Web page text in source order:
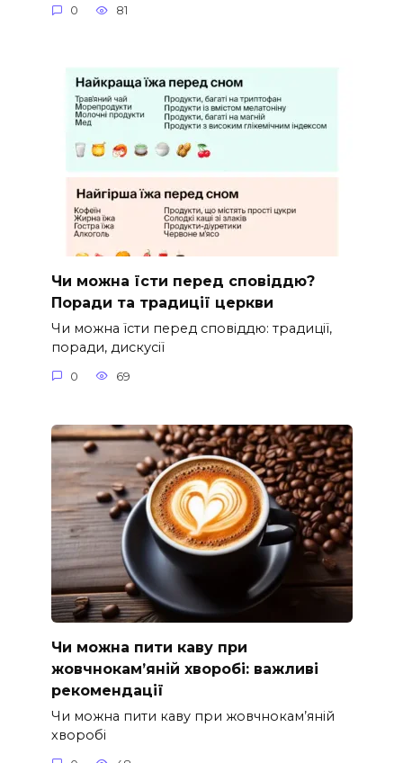
0 81
Чи можна їсти перед сповіддю?
Поради та традиції церкви
Чи можна їсти перед сповіддю: традиції,
поради, дискусії
0 69
Чи можна пити каву при
жовчнокам’яній хворобі: важливі
рекомендації
Чи можна пити каву при жовчнокам’яній
хворобі